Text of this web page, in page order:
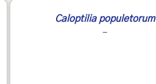
Caloptilia populetorum
-